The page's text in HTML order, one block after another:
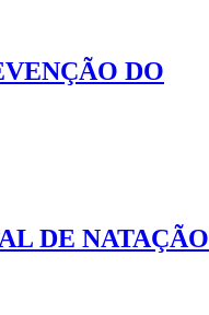
DO
DE NATAÇÃO